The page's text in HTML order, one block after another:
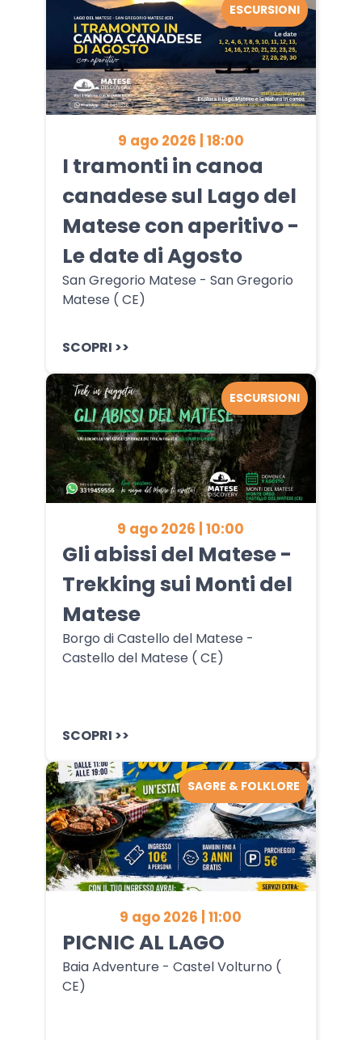
9 ago 2026 | 18:00
I tramonti in canoa
canadese sul Lago del
Matese con aperitivo -
Le date di Agosto
San Gregorio Matese - San Gregorio
Matese ( CE)
SCOPRI >>
ESCURSIONI
9 ago 2026 | 10:00
Gli abissi del Matese -
Trekking sui Monti del
Matese
Borgo di Castello del Matese -
Castello del Matese ( CE)
SCOPRI >>
ESCURSIONI
9 ago 2026 | 11:00
PICNIC AL LAGO
Baia Adventure - Castel Volturno (
CE)
SAGRE & FOLKLORE